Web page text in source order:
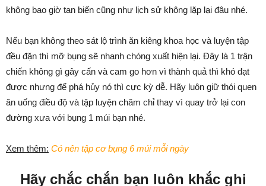
không bao giờ tan biến cũng như lịch sử không lặp lại đâu nhé.
Nếu bạn không theo sát lộ trình ăn kiêng khoa học và luyện tập
đều đặn thì mỡ bụng sẽ nhanh chóng xuất hiện lại. Đây là 1 trận
chiến không gì gây cấn và cam go hơn vì thành quả thì khó đạt
được nhưng để phá hủy nó thì cực kỳ dễ. Hãy luôn giữ thói quen
ăn uống điều độ và tập luyện chăm chỉ thay vì quay trở lại con
đường xưa với bụng 1 múi bạn nhé.
Xem thêm: Có nên tập cơ bụng 6 múi mỗi ngày
Hãy chắc chắn bạn luôn khắc ghi